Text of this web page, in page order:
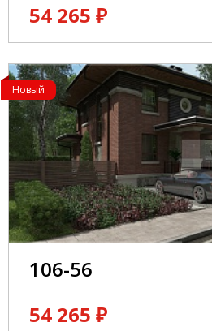
54 265 ₽
Новый
106-56
54 265 ₽